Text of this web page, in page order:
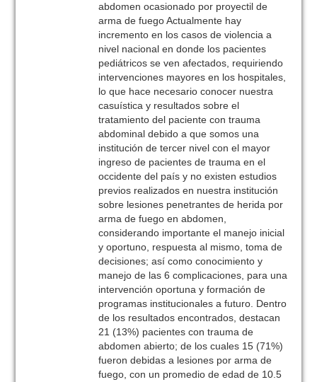
abdomen ocasionado por proyectil de
arma de fuego Actualmente hay
incremento en los casos de violencia a
nivel nacional en donde los pacientes
pediátricos se ven afectados, requiriendo
intervenciones mayores en los hospitales,
lo que hace necesario conocer nuestra
casuística y resultados sobre el
tratamiento del paciente con trauma
abdominal debido a que somos una
institución de tercer nivel con el mayor
ingreso de pacientes de trauma en el
occidente del país y no existen estudios
previos realizados en nuestra institución
sobre lesiones penetrantes de herida por
arma de fuego en abdomen,
considerando importante el manejo inicial
y oportuno, respuesta al mismo, toma de
decisiones; así como conocimiento y
manejo de las 6 complicaciones, para una
intervención oportuna y formación de
programas institucionales a futuro. Dentro
de los resultados encontrados, destacan
21 (13%) pacientes con trauma de
abdomen abierto; de los cuales 15 (71%)
fueron debidas a lesiones por arma de
fuego, con un promedio de edad de 10.5